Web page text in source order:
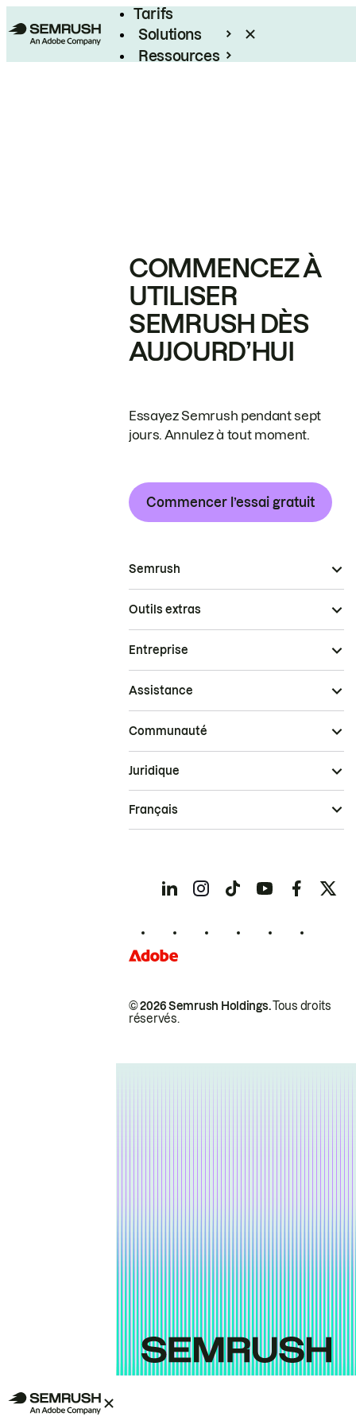
Tarifs
Solutions
Ressources
COMMENCEZ À
UTILISER
SEMRUSH DÈS
AUJOURD’HUI
Essayez Semrush pendant sept
jours. Annulez à tout moment.
Commencer l’essai gratuit
Semrush
Outils extras
Entreprise
Assistance
Communauté
© 2026 Semrush Holdings.Tous droits
réservés.
Juridique
Français